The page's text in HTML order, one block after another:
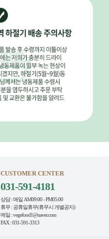
CUSTOMER CENTER
031-591-4181
상담 : 매일 AM09:00 - PM05:00
휴무 : 공휴일휴무(휴무시 개별공지)
메일 : vegefood1@naver.com
FAX : 031-591-3313